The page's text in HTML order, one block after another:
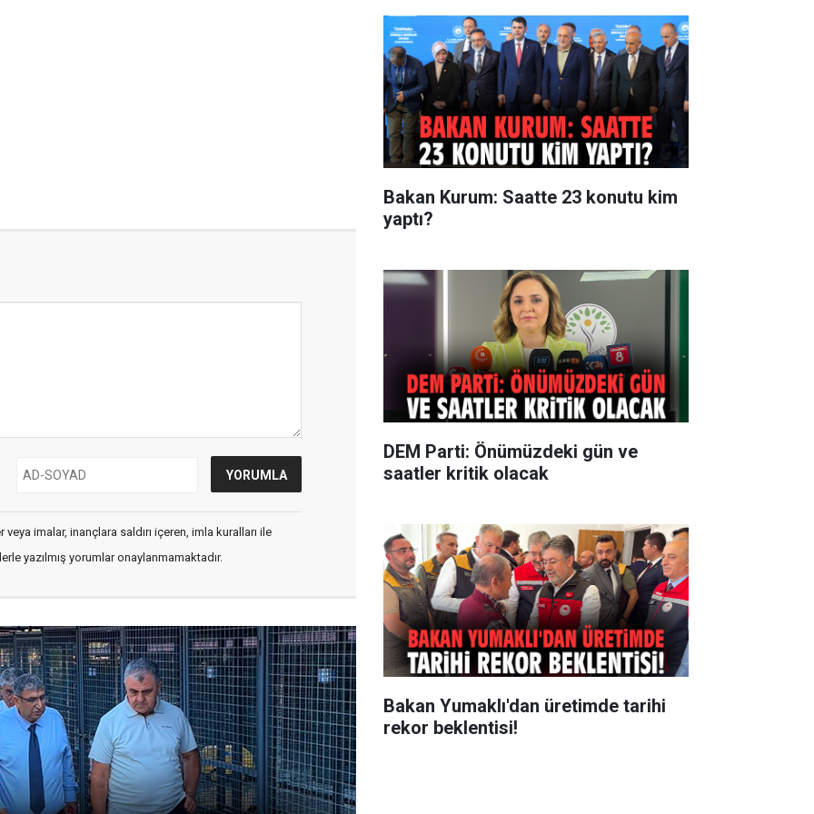
imalar, inançlara saldırı içeren, imla kuralları ile
yazılmış yorumlar onaylanmamaktadır.
Bakan Kurum: Saatte 23 konutu kim
yaptı?
DEM Parti: Önümüzdeki gün ve
saatler kritik olacak
Bakan Yumaklı'dan üretimde tarihi
rekor beklentisi!